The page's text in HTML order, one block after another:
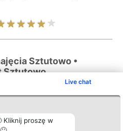
Live chat
Kliknij proszę w
Sztutowo •
Sztutowo
Pokaż więcej >>